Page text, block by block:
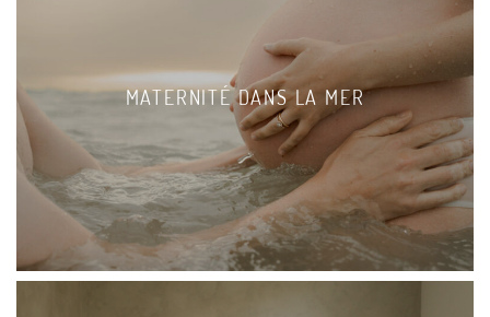
MATERNITÉ DANS LA MER